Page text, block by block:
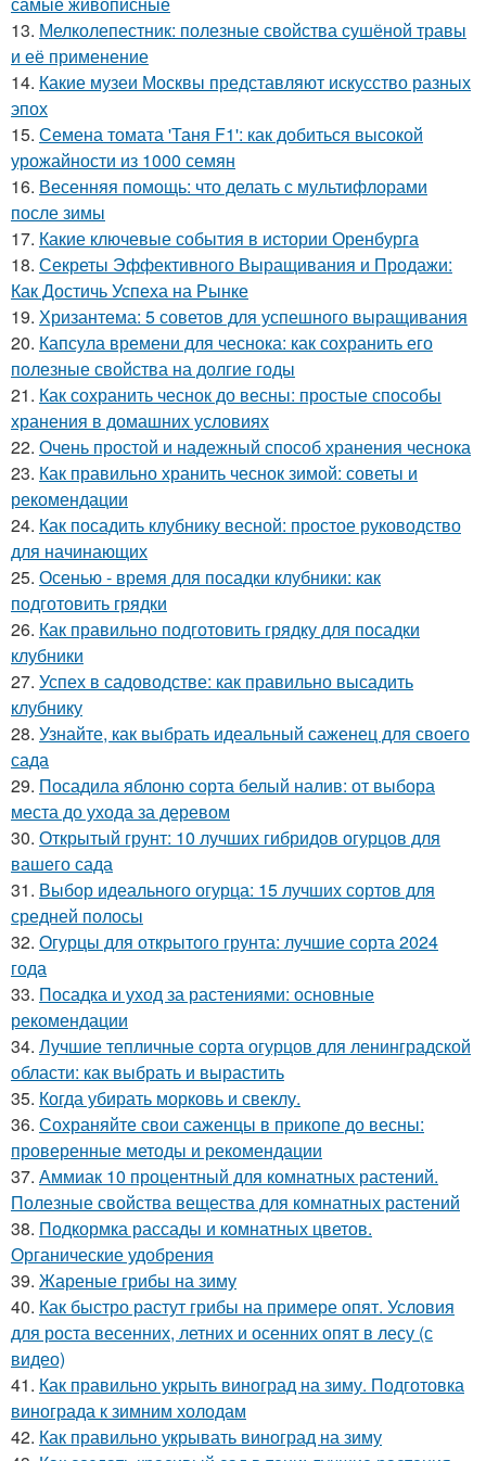
13. Мелколепестник: полезные свойства сушёной травы
и её применение
14. Какие музеи Москвы представляют искусство разных
эпох
15. Семена томата 'Таня F1': как добиться высокой
урожайности из 1000 семян
16. Весенняя помощь: что делать с мультифлорами
после зимы
17. Какие ключевые события в истории Оренбурга
18. Секреты Эффективного Выращивания и Продажи:
Как Достичь Успеха на Рынке
19. Хризантема: 5 советов для успешного выращивания
20. Капсула времени для чеснока: как сохранить его
полезные свойства на долгие годы
21. Как сохранить чеснок до весны: простые способы
хранения в домашних условиях
22. Очень простой и надежный способ хранения чеснока
23. Как правильно хранить чеснок зимой: советы и
рекомендации
24. Как посадить клубнику весной: простое руководство
для начинающих
25. Осенью - время для посадки клубники: как
подготовить грядки
26. Как правильно подготовить грядку для посадки
клубники
27. Успех в садоводстве: как правильно высадить
клубнику
28. Узнайте, как выбрать идеальный саженец для своего
сада
29. Посадила яблоню сорта белый налив: от выбора
места до ухода за деревом
30. Открытый грунт: 10 лучших гибридов огурцов для
вашего сада
31. Выбор идеального огурца: 15 лучших сортов для
средней полосы
32. Огурцы для открытого грунта: лучшие сорта 2024
года
33. Посадка и уход за растениями: основные
рекомендации
34. Лучшие тепличные сорта огурцов для ленинградской
области: как выбрать и вырастить
35. Когда убирать морковь и свеклу.
36. Сохраняйте свои саженцы в прикопе до весны:
проверенные методы и рекомендации
37. Аммиак 10 процентный для комнатных растений.
Полезные свойства вещества для комнатных растений
38. Подкормка рассады и комнатных цветов.
Органические удобрения
39. Жареные грибы на зиму
40. Как быстро растут грибы на примере опят. Условия
для роста весенних, летних и осенних опят в лесу (с
видео)
41. Как правильно укрыть виноград на зиму. Подготовка
винограда к зимним холодам
42. Как правильно укрывать виноград на зиму